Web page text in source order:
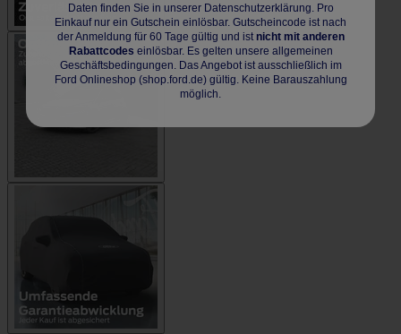
Daten finden Sie in unserer Datenschutzerklärung. Pro
Einkauf nur ein Gutschein einlösbar. Gutscheincode ist nach
der Anmeldung für 60 Tage gültig und ist nicht mit anderen
Rabattcodes einlösbar. Es gelten unsere allgemeinen
Geschäftsbedingungen. Das Angebot ist ausschließlich im
Ford Onlineshop (shop.ford.de) gültig. Keine Barauszahlung
möglich.